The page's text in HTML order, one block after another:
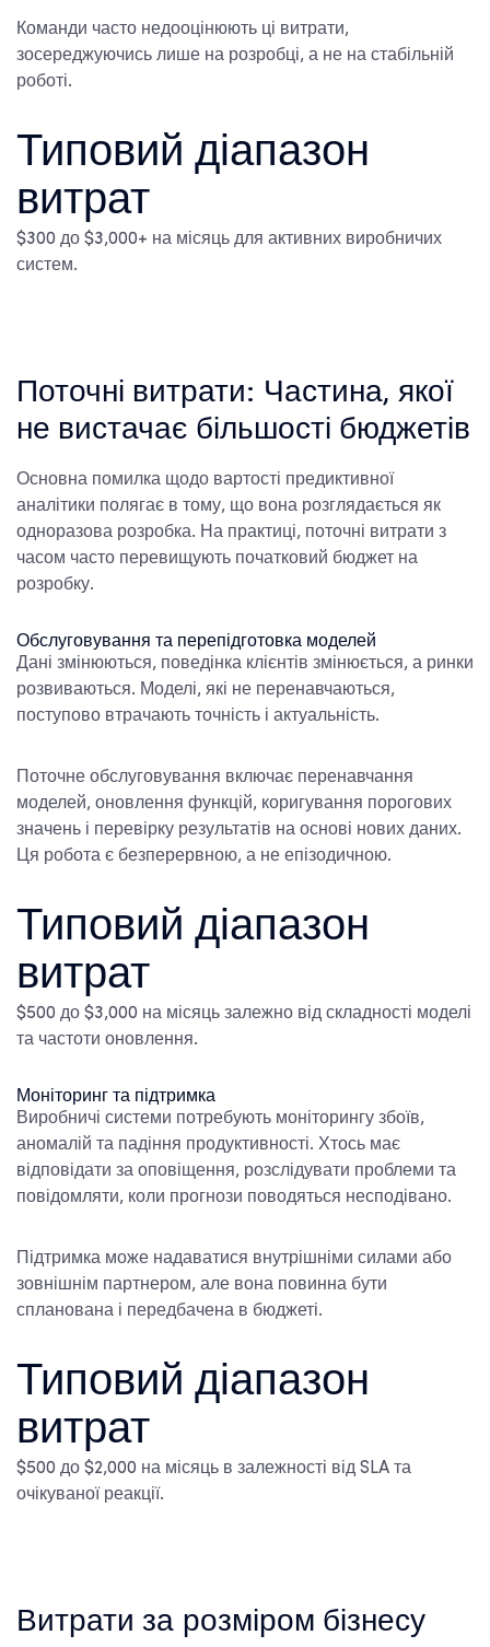
Команди часто недооцінюють ці витрати,
зосереджуючись лише на розробці, а не на стабільній
роботі.
Типовий діапазон
витрат
$300 до $3,000+ на місяць для активних виробничих
систем.
Поточні витрати: Частина, якої
не вистачає більшості бюджетів
Основна помилка щодо вартості предиктивної
аналітики полягає в тому, що вона розглядається як
одноразова розробка. На практиці, поточні витрати з
часом часто перевищують початковий бюджет на
розробку.
Обслуговування та перепідготовка моделей
Дані змінюються, поведінка клієнтів змінюється, а ринки
розвиваються. Моделі, які не перенавчаються,
поступово втрачають точність і актуальність.
Поточне обслуговування включає перенавчання
моделей, оновлення функцій, коригування порогових
значень і перевірку результатів на основі нових даних.
Ця робота є безперервною, а не епізодичною.
Типовий діапазон
витрат
$500 до $3,000 на місяць залежно від складності моделі
та частоти оновлення.
Моніторинг та підтримка
Виробничі системи потребують моніторингу збоїв,
аномалій та падіння продуктивності. Хтось має
відповідати за оповіщення, розслідувати проблеми та
повідомляти, коли прогнози поводяться несподівано.
Підтримка може надаватися внутрішніми силами або
зовнішнім партнером, але вона повинна бути
спланована і передбачена в бюджеті.
Типовий діапазон
витрат
$500 до $2,000 на місяць в залежності від SLA та
очікуваної реакції.
Витрати за розміром бізнесу